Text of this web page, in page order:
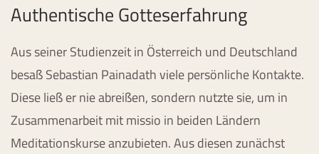
Authentische Gotteserfahrung
Aus seiner Studienzeit in Österreich und Deutschland
besaß Sebastian Painadath viele persönliche Kontakte.
Diese ließ er nie abreißen, sondern nutzte sie, um in
Zusammenarbeit mit missio in beiden Ländern
Meditationskurse anzubieten. Aus diesen zunächst